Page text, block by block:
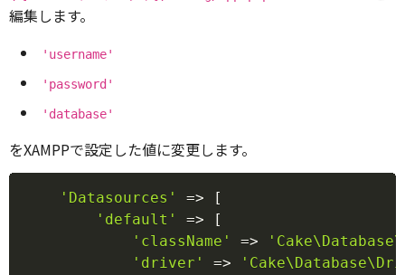
編集します。
'username'
'password'
'database'
をXAMPPで設定した値に変更します。
'Datasources' =>
[
'default'
=>
[
'className'
=>
'driver'
=>